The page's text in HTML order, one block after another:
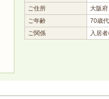
ご住所
大阪
ご年齢
70歳代
ご関係
入居